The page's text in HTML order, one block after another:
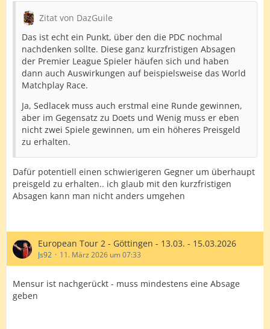
Zitat von DazGuile
Das ist echt ein Punkt, über den die PDC nochmal
nachdenken sollte. Diese ganz kurzfristigen Absagen
der Premier League Spieler häufen sich und haben
dann auch Auswirkungen auf beispielsweise das World
Matchplay Race.
Ja, Sedlacek muss auch erstmal eine Runde gewinnen,
aber im Gegensatz zu Doets und Wenig muss er eben
nicht zwei Spiele gewinnen, um ein höheres Preisgeld
zu erhalten.
Dafür potentiell einen schwierigeren Gegner um überhaupt
preisgeld zu erhalten.. ich glaub mit den kurzfristigen
Absagen kann man nicht anders umgehen
European Tour 2 - Göttingen - 13.03. - 15.03.2026
Js92 11. März 2026 um 07:33
Mensur ist nachgerückt - muss mindestens eine Absage
geben